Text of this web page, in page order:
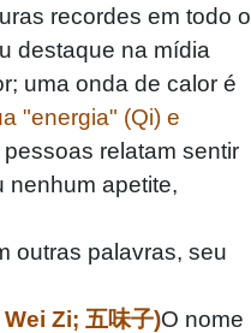
recordes em todo o
destaque na mídia
uma onda de calor é
"energia" (Qi) e
relatam sentir
nenhum apetite,
outras palavras, seu
Zi; 五味子)O nome